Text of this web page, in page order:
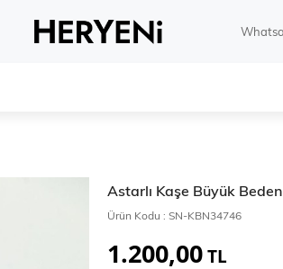
Astarlı Kaşe Büyük
Ürün Kodu : SN-KBN34746
1.200,00TL